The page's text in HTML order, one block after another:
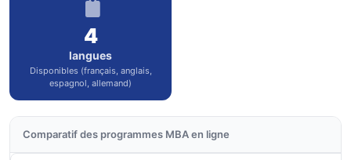
4
langues
Disponibles (français, anglais,
espagnol, allemand)
Comparatif des programmes MBA en ligne